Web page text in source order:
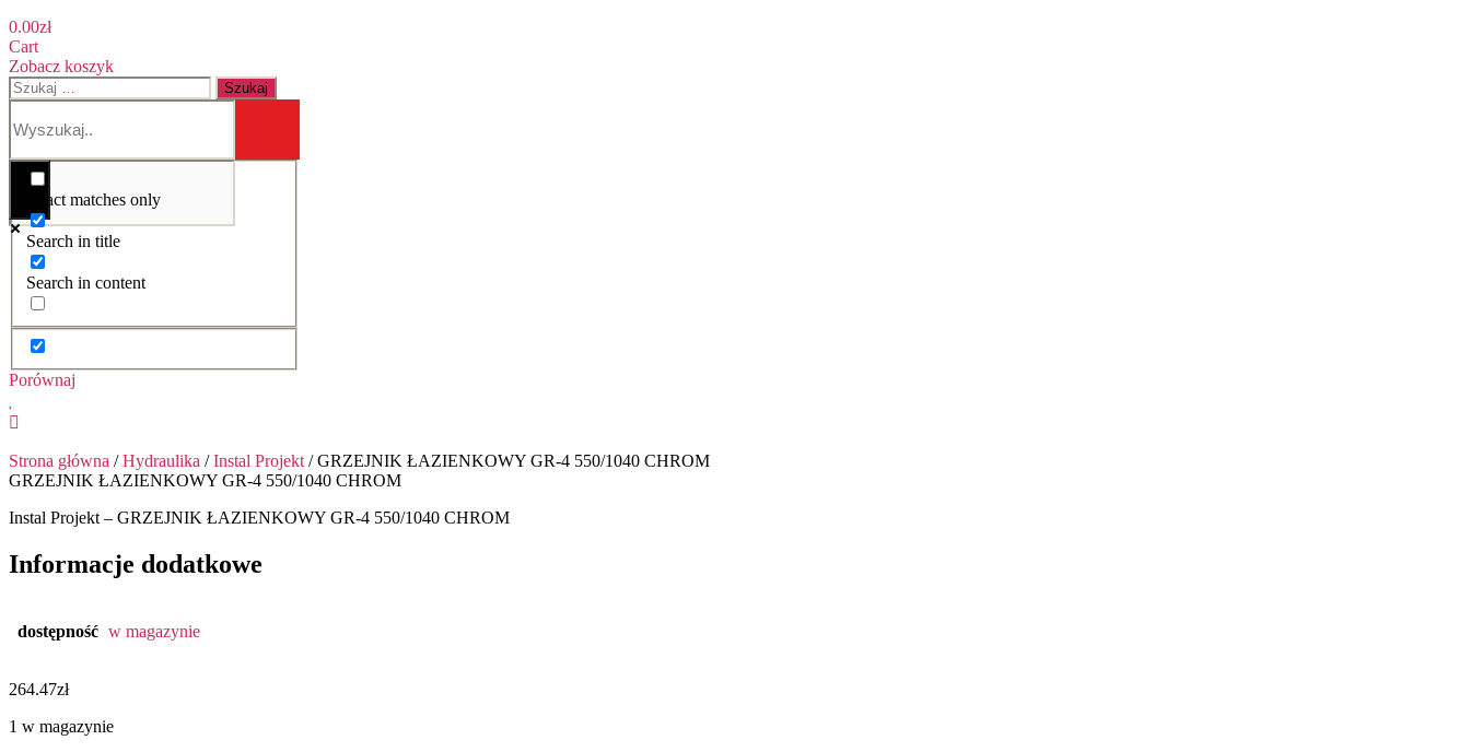
0.00zł
Cart
Zobacz koszyk
Szukaj:
Exact matches only
Search in title
Search in content
Porównaj
Strona główna /Hydraulika /Instal Projekt / GRZEJNIK ŁAZIENKOWY GR-4 550/1040 CHROM
GRZEJNIK ŁAZIENKOWY GR-4 550/1040 CHROM
Instal Projekt – GRZEJNIK ŁAZIENKOWY GR-4 550/1040 CHROM
Informacje dodatkowe
dostępność w magazynie
264.47zł
1 w magazynie